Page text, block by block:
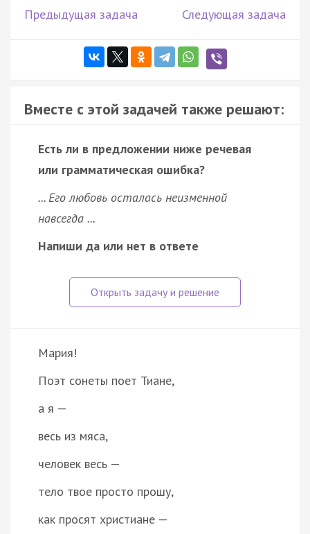
Предыдущая задача Следующая задача
Вместе с этой задачей также решают:
Есть ли в предложении ниже речевая
или грамматическая ошибка?
... Его любовь осталась неизменной
навсегда ...
Напиши да или нет в ответе
Мария!
Поэт сонеты поет Тиане,
а я —
весь из мяса,
человек весь —
тело твое просто прошу,
как просят христиане —